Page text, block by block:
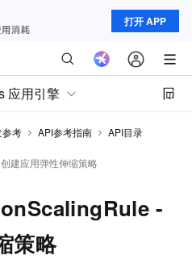
打开 APP
应用引擎
参考 API参考指南
API目录
建应用弹性伸缩策略
-
策略